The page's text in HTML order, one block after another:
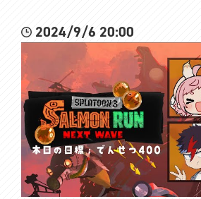
2024/9/6 20:00